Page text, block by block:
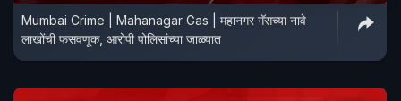
Mumbai Crime | Mahanagar Gas | महानगर गॅसच्या नावे
लाखोंची फसवणूक, आरोपी पोलिसांच्या जाळ्यात